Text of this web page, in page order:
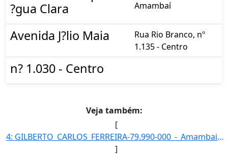
?gua Clara
Amambaí
Avenida J?lio Maia
Rua Rio Branco, nº
1.135 - Centro
n? 1.030 - Centro
Veja também:
[
4: GILBERTO_CARLOS_FERREIRA-79.990-000_-_Amambai/MS-Coordenador-67-Procon_Municipal_de_Agua_Clara-3481-]
]